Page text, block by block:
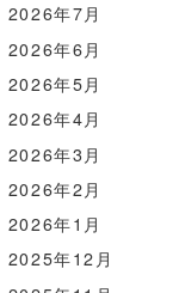
2026年7月
2026年6月
2026年5月
2026年4月
2026年3月
2026年2月
2026年1月
2025年12月